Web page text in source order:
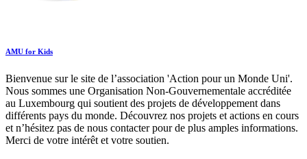
AMU for Kids
Bienvenue sur le site de l’association 'Action pour un Monde Uni'.
Nous sommes une Organisation Non-Gouvernementale accréditée
au Luxembourg qui soutient des projets de développement dans
différents pays du monde. Découvrez nos projets et actions en cours
et n’hésitez pas de nous contacter pour de plus amples informations.
Merci de votre intérêt et votre soutien.